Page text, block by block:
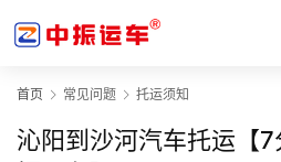
首页 常见问题 托运须知
沁阳到沙河汽车托运【